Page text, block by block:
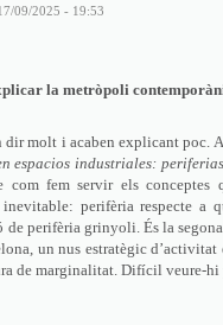
09/2025 - 19:53
la metròpoli
dir molt i acaben explicant poc.
espacios industriales:
com fem servir els
perifèria respecte a
de perifèria grinyoli. És la
un nus estratègic
de marginalitat. Difícil veure-hi